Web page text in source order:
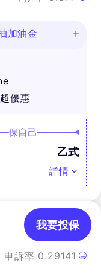
加油金
優惠
保自己
乙式
詳情
申訴率 0.29141
我要投保